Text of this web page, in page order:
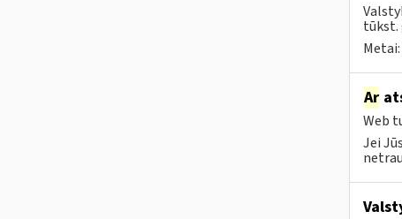
tūkst.
Metai:
Ar
Web
Jei